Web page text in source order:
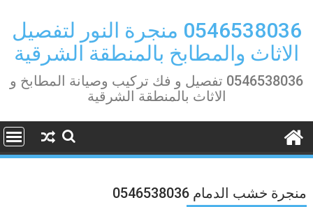
content
0546538036 منجرة النور لتفصيل
الاثاث والمطابخ بالمنطقة الشرقية
0546538036 تفصيل و فك تركيب وصيانة المطابخ و
الاثاث بالمنطقة الشرقية
منجرة خشب الدمام 0546538036